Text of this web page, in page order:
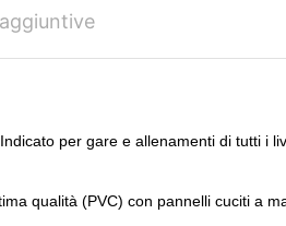
per gare e allenamenti di tutti i
qualità (PVC) con pannelli cuciti a